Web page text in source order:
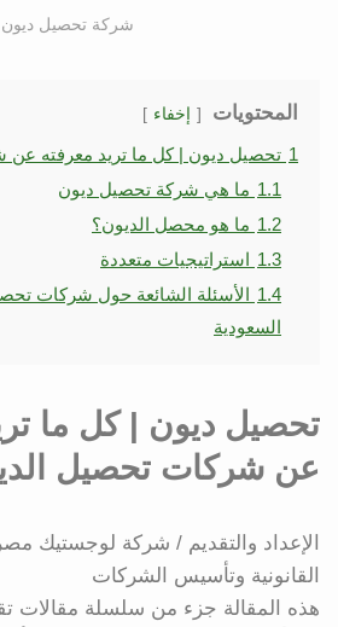
شركة تحصيل ديون
المحتويات إخفاء
1 تحصيل ديون | كل ما تريد معرفته عن
1.1 ما هي شركة تحصيل ديون
1.2 ما هو محصل الديون؟
1.3 استراتيجيات متعددة
1.4 الأسئلة الشائعة حول شركات
السعودية
تحصيل ديون | كل ما
عن شركات تحصيل
الإعداد والتقديم / شركة لوجستيك
القانونية وتأسيس الشركات
هذه المقالة جزء من سلسلة مقالات